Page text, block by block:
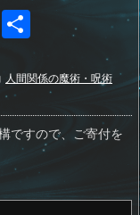
R
人間関係の魔術・呪術
ですので、ご寄付を